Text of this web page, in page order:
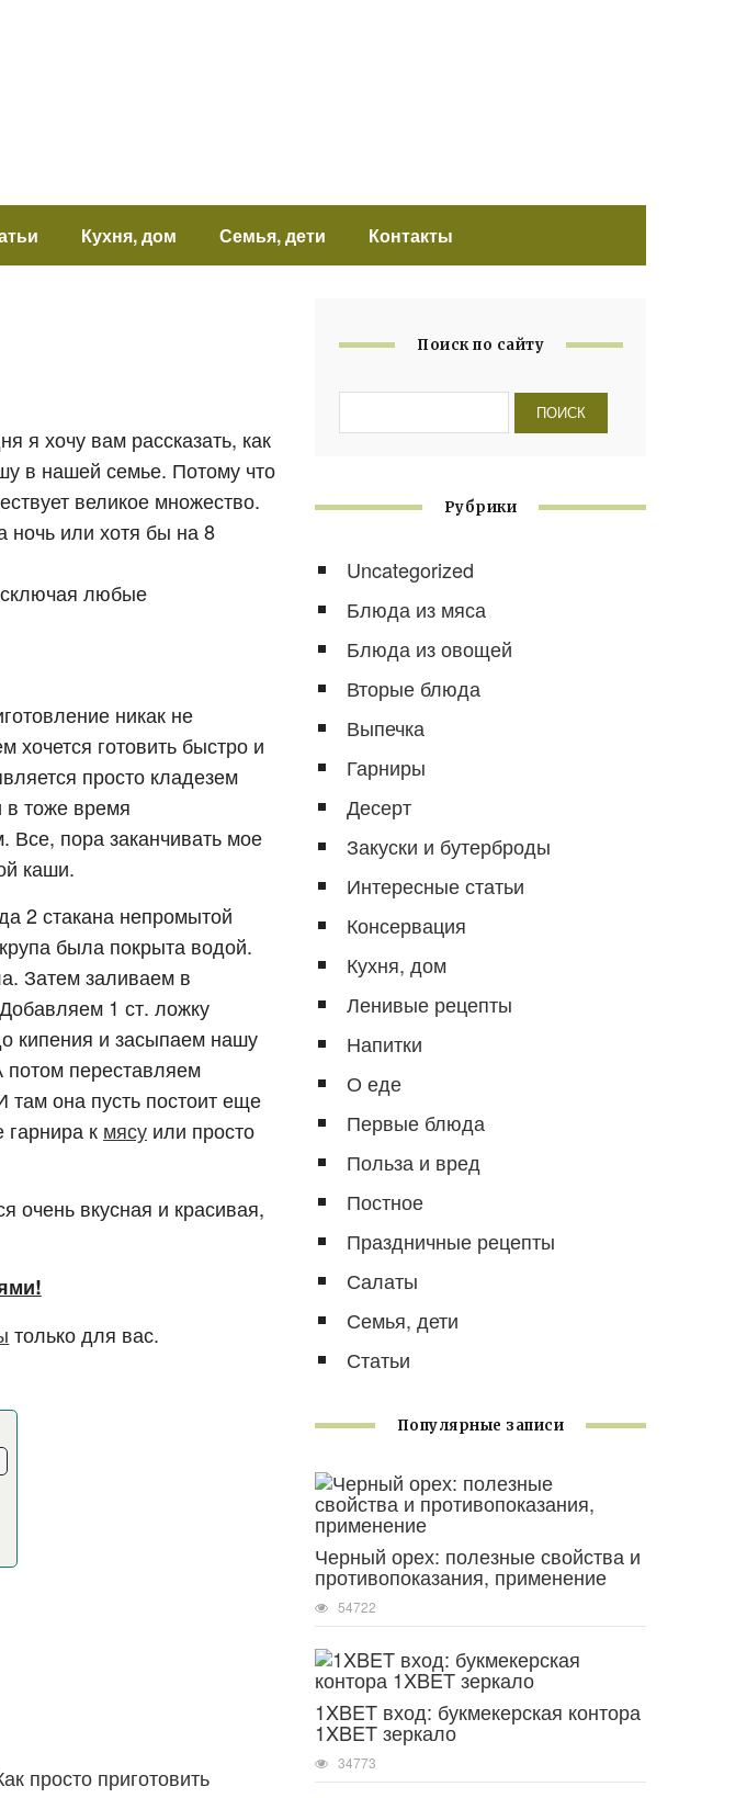
Кухня, дом Семья, дети Контакты
я хочу вам рассказать, как
в нашей семье. Потому что
великое множество.
ночь или хотя бы на 8
любые
никак не
хочется готовить быстро и
просто кладезем
в тоже время
пора заканчивать мое
каши.
2 стакана непромытой
была покрыта водой.
Затем заливаем в
1 ст. ложку
кипения и засыпаем нашу
потом переставляем
она пусть постоит еще
к мясу или просто
очень вкусная и красивая,
только для вас.
Поиск по сайту
Рубрики
Uncategorized
Блюда из мяса
Блюда из овощей
Вторые блюда
Выпечка
Гарниры
Десерт
Закуски и бутерброды
Интересные статьи
Консервация
Кухня, дом
Ленивые рецепты
Напитки
О еде
Первые блюда
Польза и вред
Постное
Праздничные рецепты
Салаты
Семья, дети
Статьи
Популярные записи
Черный орех: полезные свойства и
противопоказания, применение
54722
1XBET вход: букмекерская контора
1XBET зеркало
34773